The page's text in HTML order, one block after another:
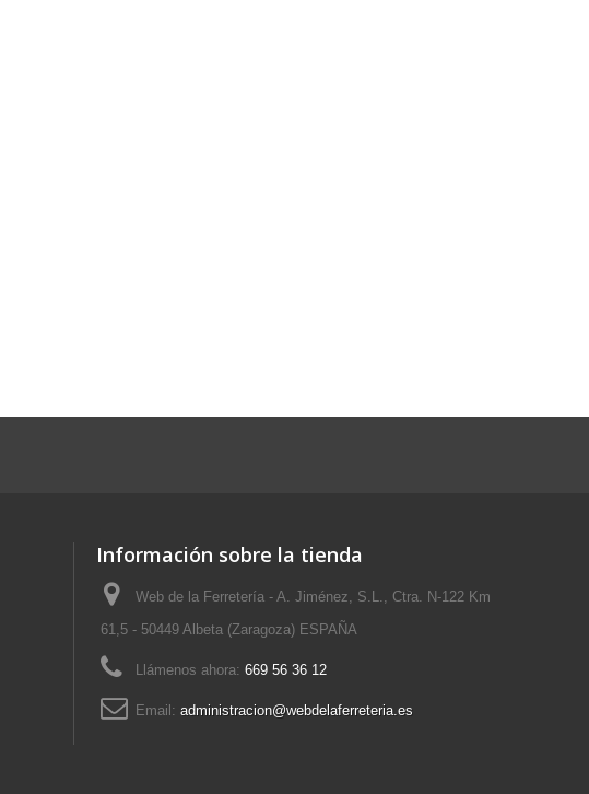
Información sobre la tienda
Web de la Ferretería - A. Jiménez, S.L., Ctra. N-122 Km
61,5 - 50449 Albeta (Zaragoza) ESPAÑA
Llámenos ahora: 669 56 36 12
Email: administracion@webdelaferreteria.es